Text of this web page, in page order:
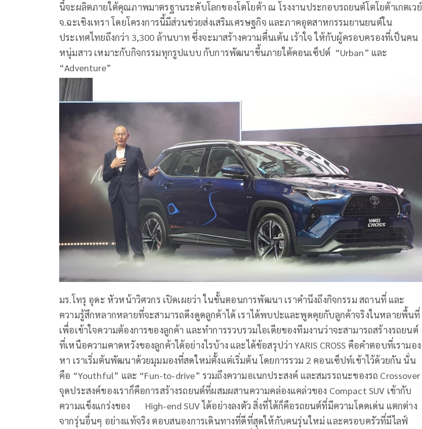
นี้จะผลิตภายใต้คุณภาพมาตรฐานระดับโลกของโตโยต้า ณ โรงงานประกอบรถยนต์โตโยต้าเกตเวย์
จ.ฉะเชิงเทรา โดยโครงการนี้มีส่วนช่วยส่งเสริมเศรษฐกิจ และภาคอุตสาหกรรมยานยนต์ใน
ประเทศไทยถึงกว่า 3,300 ล้านบาท ซึ่งจะมาสร้างความตื่นเต้น เร้าใจ ให้กับผู้ครอบครองที่เป็นคน
หนุ่มสาว เหมาะกับกิจกรรมทุกรูปแบบ กับการพัฒนาขึ้นภายใต้คอนเซ็ปต์ “Urban” และ
“Adventure”
มร.โทรุ อุดะ หัวหน้าวิศวกร เปิดเผยว่า ในขั้นตอนการพัฒนา เราคำนึงถึงกิจกรรม สถานที่ และ
ความรู้สึกหลากหลายที่จะสามารถดึงดูดลูกค้าได้ เราได้พบปะและพูดคุยกับลูกค้าจริงในหลายพื้นที่
เพื่อเข้าใจความต้องการของลูกค้า และทำการรวบรวมไอเดียของทีมงานว่าจะสามารถสร้างรถยนต์
ที่เหนือความคาดหวังของลูกค้าได้อย่างไรบ้าง และได้ข้อสรุปว่า YARIS CROSS คือคำตอบที่เรามอง
หา เราเริ่มต้นพัฒนาด้วยมุมมองที่สดใหม่ตั้งแต่เริ่มต้น โดยการรวม 2 คอนเซ็ปท์เข้าไว้ด้วยกัน นั่น
คือ “Youthful” และ “Fun-to-drive” รวมถึงความอเนกประสงค์ และสมรรถนะของรถ Crossover
จุดประสงค์ของเราก็คือการสร้างรถยนต์ที่ผสมผสานความคล่องแคล่วของ Compact SUV เข้ากับ
ความแข็งแกร่งของ High-end SUV ได้อย่างลงตัว สิ่งที่ได้ก็คือรถยนต์ที่มีความโดดเด่น แตกต่าง
จากรุ่นอื่นๆ อย่างแท้จริง ตอบสนองการเดินทางที่ดีที่สุดให้กับคนรุ่นใหม่ และครอบครัวที่มีไลฟ์